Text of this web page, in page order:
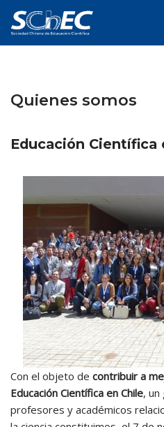
Saltar
Quienes somos
Educación Científica
Con el objeto de contribuir a
Educación Científica en Chile,
profesores y académicos